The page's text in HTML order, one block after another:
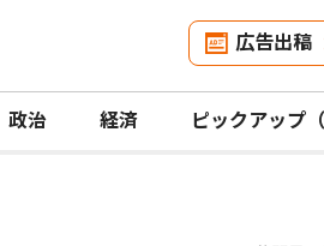
広告出稿
政治 経済 ピックアップ（